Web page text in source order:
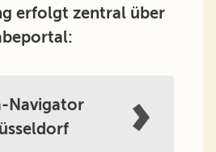
erfolgt zentral über
Navigator